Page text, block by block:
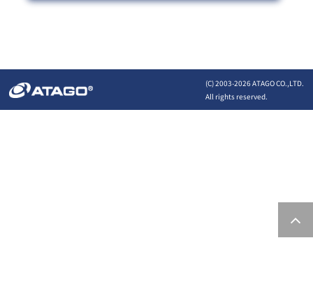
(C) 2003-2026 ATAGO CO.,LTD.
All rights reserved.